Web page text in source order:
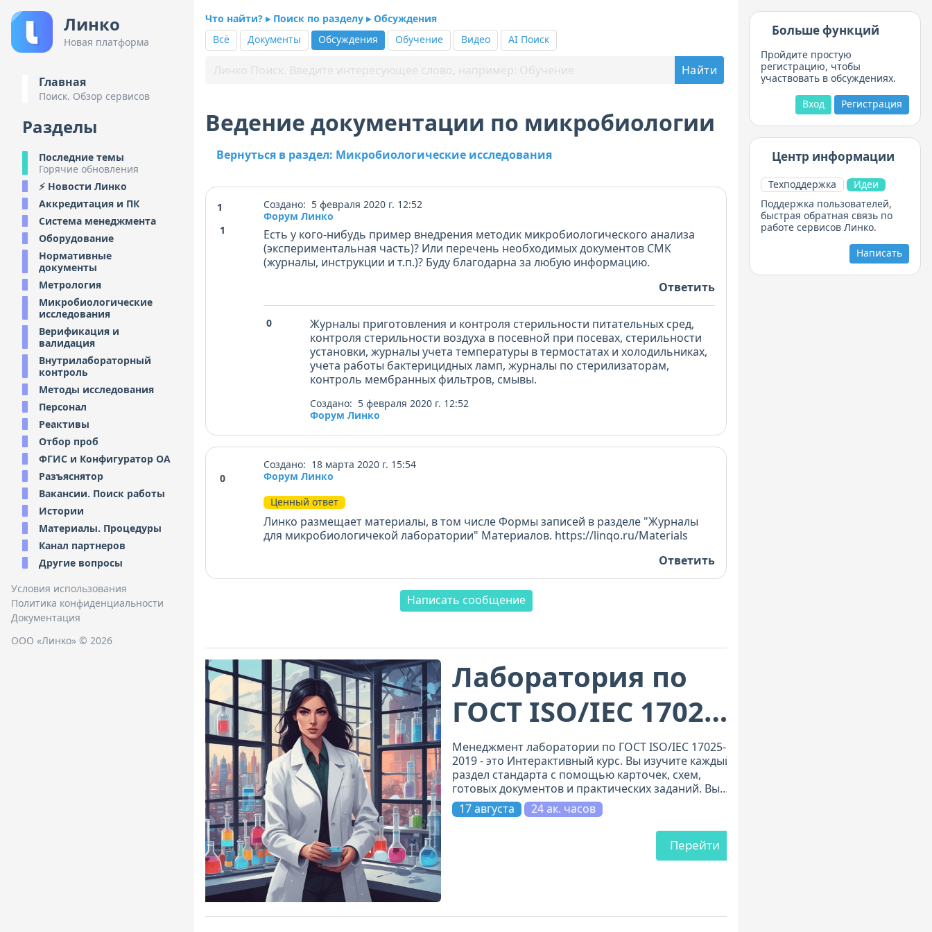
Линко
Новая платформа
Главная
Поиск. Обзор сервисов
Разделы
Последние темы
Горячие обновления
⚡ Новости Линко
Аккредитация и ПК
Система менеджмента
Оборудование
Нормативные
документы
Метрология
Микробиологические
исследования
Верификация и
валидация
Внутрилабораторный
контроль
Методы исследования
Персонал
Реактивы
Отбор проб
ФГИС и Конфигуратор ОА
Разъяснятор
Вакансии. Поиск работы
Истории
Материалы. Процедуры
Канал партнеров
Другие вопросы
Условия использования
Политика конфиденциальности
Документация
ООО «Линко» © 2026
Что найти? ▸ Поиск по разделу ▸ Обсуждения
Всё
Документы Обсуждения Обучение Видео AI Поиск
Ведение документации по микробиологии
Вернуться в раздел: Микробиологические исследования
1
1
Создано: 5 февраля 2020 г. 12:52
Форум Линко
Есть у кого-нибудь пример внедрения методик микробиологического анализа
(экспериментальная часть)? Или перечень необходимых документов СМК
(журналы, инструкции и т.п.)? Буду благодарна за любую информацию.
Ответить
0
Журналы приготовления и контроля стерильности питательных сред,
контроля стерильности воздуха в посевной при посевах, стерильности
установки, журналы учета температуры в термостатах и холодильниках,
учета работы бактерицидных ламп, журналы по стерилизаторам,
контроль мембранных фильтров, смывы.
Создано: 5 февраля 2020 г. 12:52
Форум Линко
0
Создано: 18 марта 2020 г. 15:54
Форум Линко
Ценный ответ
Линко размещает материалы, в том числе Формы записей в разделе "Журналы
для микробиологичекой лаборатории" Материалов. https://linqo.ru/Materials
Ответить
Написать сообщение
Лаборатория по
ГОСТ ISO/IEC 17025–
2019
Менеджмент лаборатории по ГОСТ ISO/IEC 17025-
2019 - это Интерактивный курс. Вы изучите каждый
раздел стандарта с помощью карточек, схем,
готовых документов и практических заданий. Вы
не просто прочитаете требования - вы поймёте их
и примените.
17 августа 24 ак. часов
Перейти
Больше функций
Пройдите простую
регистрацию, чтобы
участвовать в обсуждениях.
Регистрация
Вход
Центр информации
Техподдержка
Идеи
Поддержка пользователей,
быстрая обратная связь по
работе сервисов Линко.
Написать